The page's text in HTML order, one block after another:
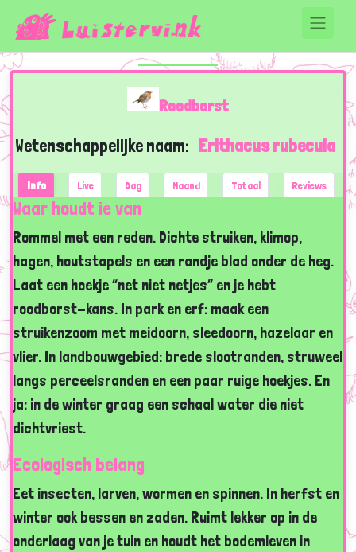
Roodborst
Wetenschappelijke naam: Erithacus rubecula
Info Live Dag Maand Totaal Reviews
Waar houdt ie van
Rommel met een reden. Dichte struiken, klimop,
hagen, houtstapels en een randje blad onder de heg.
Laat een hoekje “net niet netjes” en je hebt
roodborst-kans. In park en erf: maak een
struikenzoom met meidoorn, sleedoorn, hazelaar en
vlier. In landbouwgebied: brede slootranden, struweel
langs perceelsranden en een paar ruige hoekjes. En
ja: in de winter graag een schaal water die niet
dichtvriest.
Ecologisch belang
Eet insecten, larven, wormen en spinnen. In herfst en
winter ook bessen en zaden. Ruimt lekker op in de
onderlaag van je tuin en houdt het bodemleven in